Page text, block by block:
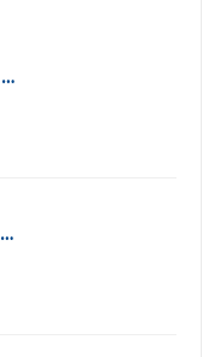
Seconda Edizione Di MANGIA. DONA. AMA: Quando La Gastronomia Incontra La Solidarietà, 11 Settembre 2026
NUOVA OPPORTUNITÀ DI BUSINESS PER I SOCI DI CONFINDUSTRIA SERBIA: Affitasi Un Moderno Capannone Industriale A Pančevo – 1.200 M² Nella Zona Industriale